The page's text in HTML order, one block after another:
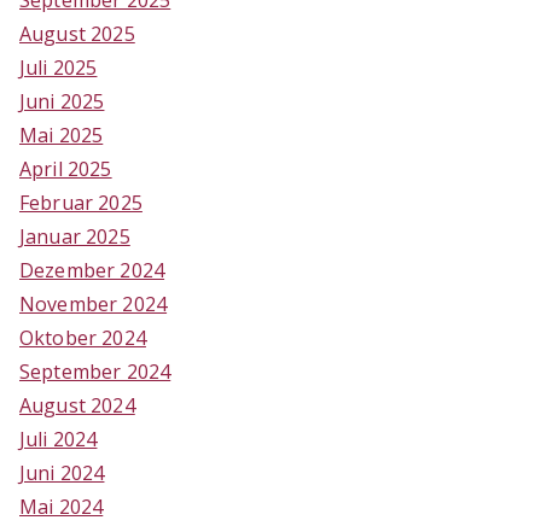
August 2025
Juli 2025
Juni 2025
Mai 2025
April 2025
Februar 2025
Januar 2025
Dezember 2024
November 2024
Oktober 2024
September 2024
August 2024
Juli 2024
Juni 2024
Mai 2024